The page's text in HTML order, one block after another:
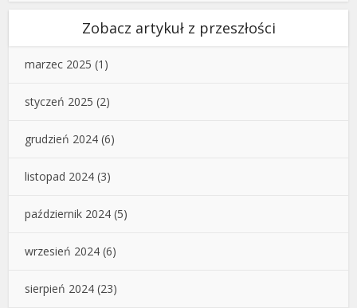
Zobacz artykuł z przeszłości
marzec 2025 (1)
styczeń 2025 (2)
grudzień 2024 (6)
listopad 2024 (3)
październik 2024 (5)
wrzesień 2024 (6)
sierpień 2024 (23)